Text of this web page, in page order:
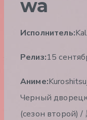
wa
Исполнитель:
Релиз:15
Аниме:
Черный
(сезон второй) /